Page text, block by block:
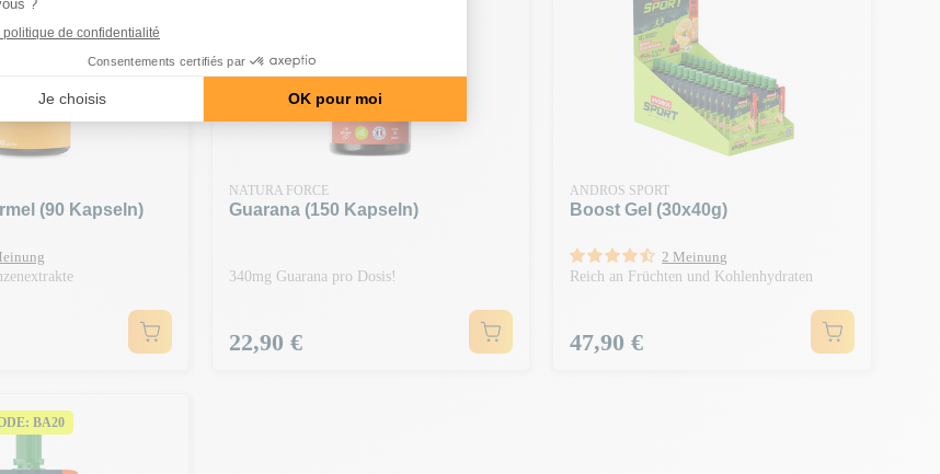
(90 Kapseln)
NATURA FORCE
Guarana (150 Kapseln)
340mg Guarana pro Dosis!
Preis
22,90 €
ANDROS SPORT
Boost Gel (30x40g)
2 Meinung
Reich an Früchten und Kohlenhydraten
Preis
47,90 €
BA20